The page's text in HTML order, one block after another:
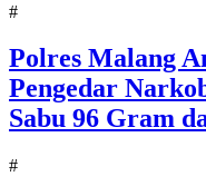
#
Polres Malang
Pengedar
Sabu 96 Gram
#